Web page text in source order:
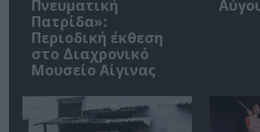
Πνευματική
Πατρίδα»:
Περιοδική έκθεση
στο Διαχρονικό
Μουσείο Αίγινας